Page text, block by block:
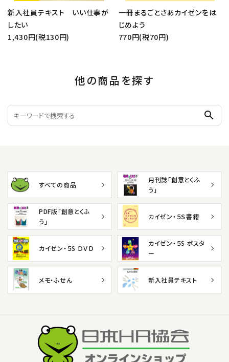
新入社員テキスト いい仕事が
したい
1,430円(税130円)
一冊まるごとさあカイゼンをは
じめよう
770円(税70円)
他の商品を探す
search
すべての商品
月刊誌「創意とくふ
う」
PDF版「創意とくふ
う」
カイゼン・５Ｓ書籍
カイゼン・５S ＤＶＤ
カイゼン・５S ポスタ
ー
メモ・ふせん 新入社員テキスト